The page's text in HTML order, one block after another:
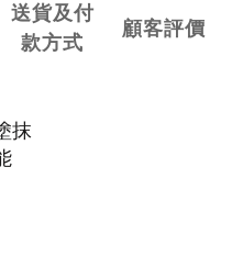
送貨及付
款方式
顧客評價
抹